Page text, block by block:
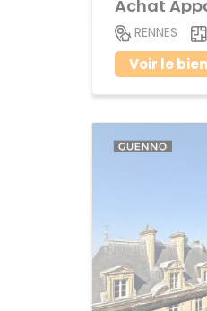
RENNES
Voir le bien